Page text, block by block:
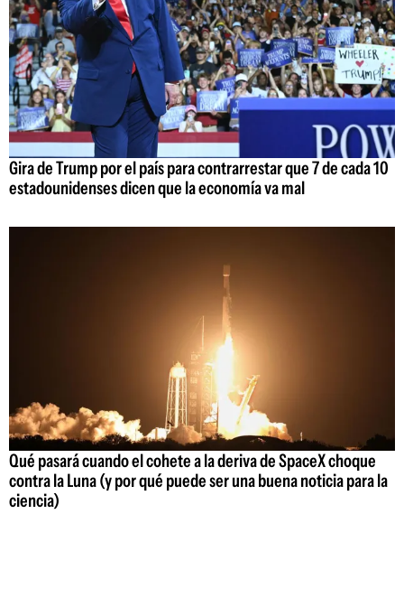
Gira de Trump por el país para contrarrestar que 7 de cada 10
estadounidenses dicen que la economía va mal
Qué pasará cuando el cohete a la deriva de SpaceX choque
contra la Luna (y por qué puede ser una buena noticia para la
ciencia)